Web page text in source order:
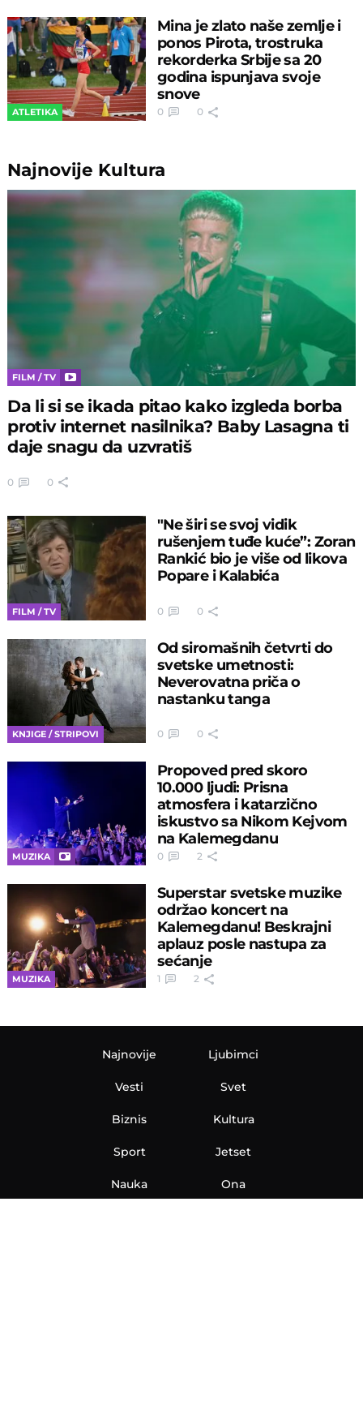
ATLETIKA
Mina je zlato naše zemlje i
ponos Pirota, trostruka
rekorderka Srbije sa 20
godina ispunjava svoje
snove
0 0
Najnovije Kultura
FILM / TV
Da li si se ikada pitao kako izgleda borba
protiv internet nasilnika? Baby Lasagna ti
daje snagu da uzvratiš
0 0
FILM / TV
"Ne širi se svoj vidik
rušenjem tuđe kuće”: Zoran
Rankić bio je više od likova
Popare i Kalabića
0 0
KNJIGE / STRIPOVI
Od siromašnih četvrti do
svetske umetnosti:
Neverovatna priča o
nastanku tanga
0 0
MUZIKA
Propoved pred skoro
10.000 ljudi: Prisna
atmosfera i katarzično
iskustvo sa Nikom Kejvom
na Kalemegdanu
0 2
MUZIKA
Superstar svetske muzike
održao koncert na
Kalemegdanu! Beskrajni
aplauz posle nastupa za
sećanje
1 2
Najnovije
Vesti
Biznis
Sport
Nauka
Ljubimci
Svet
Kultura
Jetset
Ona